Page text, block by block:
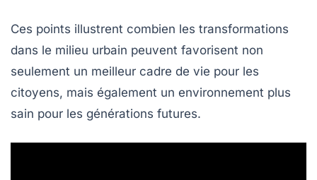
Ces points illustrent combien les transformations
dans le milieu urbain peuvent favorisent non
seulement un meilleur cadre de vie pour les
citoyens, mais également un environnement plus
sain pour les générations futures.